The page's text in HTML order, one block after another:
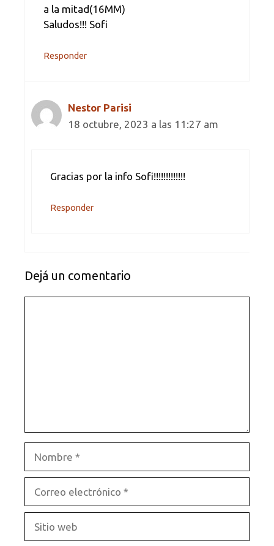
a la mitad(16MM)
Saludos!!! Sofi
Responder
Nestor Parisi
18 octubre, 2023 a las 11:27 am
Gracias por la info Sofi!!!!!!!!!!!!!
Responder
Dejá un comentario
electrónico
web